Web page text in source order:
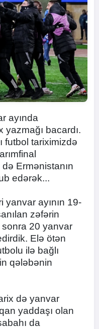
ayında
bacardı.
futbol tariximizdə
Ermənistanın
edərək...
ayının 19-
zəfərin
sonra 20 yanvar
Elə ötən
ilə bağlı
qələbənin
də yanvar
qan yaddaşı olan
da